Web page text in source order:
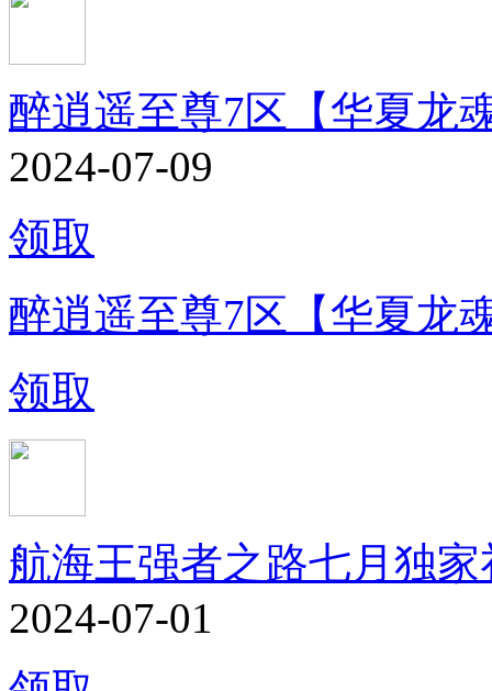
醉逍遥至尊7区【华夏龙
2024-07-09
领取
醉逍遥至尊7区【华夏龙
领取
航海王强者之路七月独家
2024-07-01